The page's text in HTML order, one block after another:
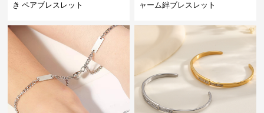
き ペアブレスレット
ャーム絆ブレスレット